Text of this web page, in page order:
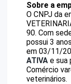
Sobre a
O CNPJ da
90. Com
possui 3
em 03/11/
ATIVA e sua
Comércio
veterinários.